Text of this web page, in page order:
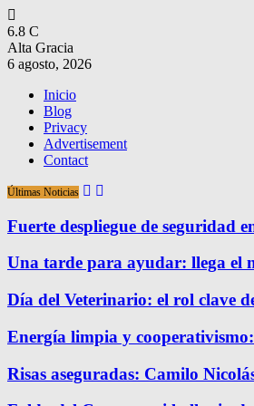
6.8 C
Alta Gracia
6 agosto, 2026
Inicio
Blog
Privacy
Advertisement
Contact
Últimas Noticias
Fuerte despliegue de seguridad
Una tarde para ayudar: llega el
Día del Veterinario: el rol clave
Energía limpia y
Risas aseguradas: Camilo